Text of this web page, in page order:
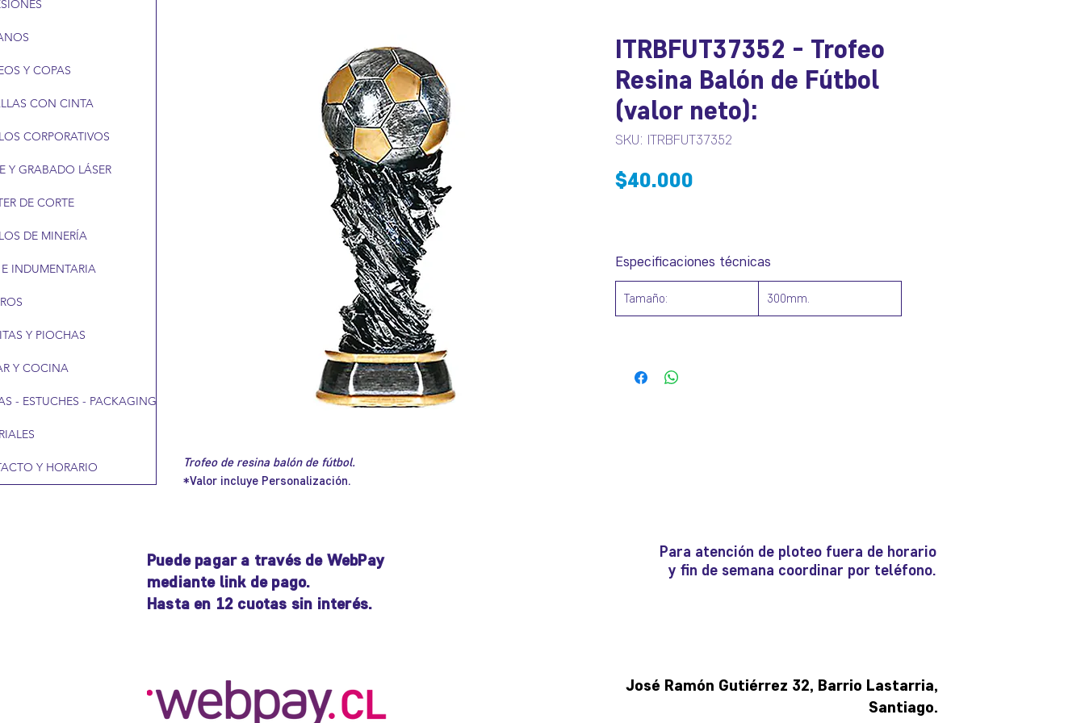
Trofeo de resina balón de fútbol.
*Valor incluye Personalización.
ITRBFUT37352 - Trofeo
Resina Balón de Fútbol
(valor neto):
SKU: ITRBFUT37352
$40.000
Especificaciones técnicas
Tamaño: 300mm.
Y COPAS
CON CINTA
CORPORATIVOS
Y GRABADO LÁSER
DE CORTE
DE MINERÍA
INDUMENTARIA
Y PIOCHAS
Y COCINA
- ESTUCHES - PACKAGING
Y HORARIO
Puede pagar a través de WebPay
mediante link de pago.
Hasta en 12 cuotas sin interés.
Para atención de ploteo fuera de horario
y fin de semana coordinar por teléfono.
José Ramón Gutiérrez 32, Barrio Lastarria,
Santiago.